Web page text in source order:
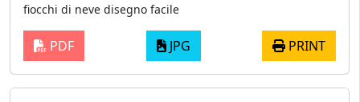
fiocchi di neve disegno facile
PDF JPG PRINT